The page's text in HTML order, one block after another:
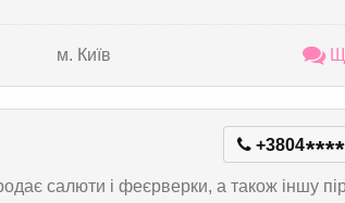
м. Київ
+3804****
салюти і феєрверки, а також іншу